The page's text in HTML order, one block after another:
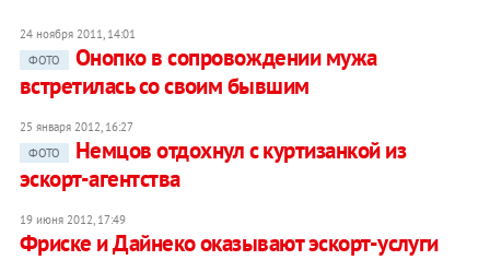
24 ноября 2011, 14:01
ФОТО
Онопко в сопровождении мужа
встретилась со своим бывшим
25 января 2012, 16:27
ФОТО
Немцов отдохнул с куртизанкой из
эскорт-агентства
19 июня 2012, 17:49
Фриске и Дайнеко оказывают эскорт-услуги